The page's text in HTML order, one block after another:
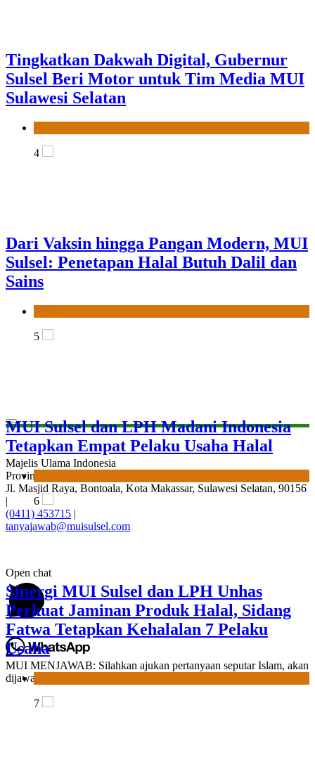
Dari Vaksin hingga Pangan Modern, MUI
Sulsel: Penetapan Halal Butuh Dalil dan
Sains
MUI Sulsel dan LPH Madani Indonesia
Tetapkan Empat Pelaku Usaha Halal
News
Sinergi MUI Sulsel dan LPH Unhas
Perkuat Jaminan Produk Halal, Sidang
Fatwa Tetapkan Kehalalan 7 Pelaku
Usaha
News
Label Halal Belum Ada, Bolehkah Dibeli?
MUI Sulsel Jelaskan Batas Kaidah
Darurat
Majelis Ulama Indonesia
Provinsi Sulawesi Selatan
Jl. Masjid Raya, Bontoala, Kota Makassar, Sulawesi Selatan, 90156
|
(0411) 453715 |
tanyajawab@muisulsel.com
Open chat
1
MUI MENJAWAB: Silahkan ajukan pertanyaan seputar Islam, akan
dijawab Langsung ULAMA dari MUI SULSEL.